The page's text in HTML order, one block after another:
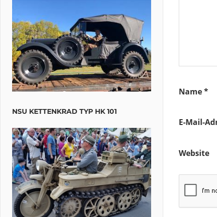
Name*
E-Mail-
Website
NSU KETTENKRAD TYP HK 101